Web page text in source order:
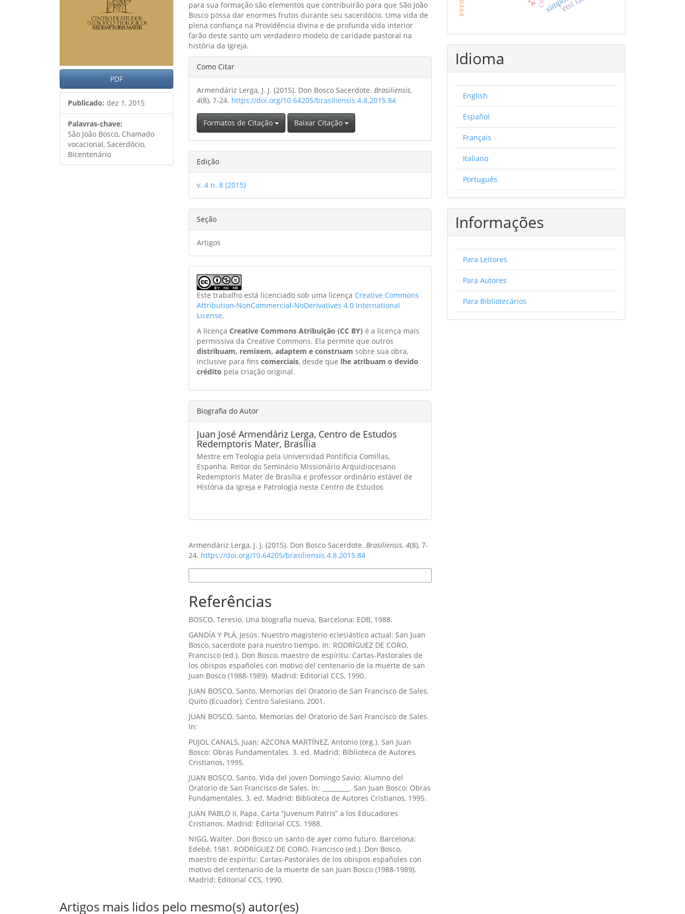
PDF
Publicado: dez 1, 2015
Palavras-chave:
São João Bosco, Chamado
vocacional, Sacerdócio,
Bicentenário
para sua formação são elementos que contribuirão para que São João
Bosco possa dar enormes frutos durante seu sacerdócio. Uma vida de
plena confiança na Providência divina e de profunda vida interior
farão deste santo um verdadeiro modelo de caridade pastoral na
história da Igreja.
Detalhes
do
artigo
Como Citar
Armendáriz Lerga, J. J. (2015). Don Bosco Sacerdote.Brasiliensis,
4(8), 7-24. https://doi.org/10.64205/brasiliensis.4.8.2015.84
Formatos de Citação Baixar Citação
Edição
v. 4 n. 8 (2015)
Seção
Artigos
Este trabalho está licenciado sob uma licença Creative Commons
Attribution-NonCommercial-NoDerivatives 4.0 International
License.
A licençaCreative Commons Atribuição (CC BY) é a licença mais
permissiva da Creative Commons. Ela permite que outros
distribuam, remixem, adaptem e construam sobre sua obra,
inclusive para finscomerciais, desde que lhe atribuam o devido
crédito pela criação original.
Biografia do Autor
Juan José Armendáriz Lerga, Centro de Estudos
Redemptoris Mater, Brasília
Mestre em Teologia pela Universidad Pontificia Comillas,
Espanha. Reitor do Seminário Missionário Arquidiocesano
Redemptoris Mater de Brasília e professor ordinário estável de
História da Igreja e Patrologia neste Centro de Estudos
Armendáriz Lerga, J. J. (2015). Don Bosco Sacerdote.Brasiliensis,4(8), 7-
24. https://doi.org/10.64205/brasiliensis.4.8.2015.84
Referências
BOSCO, Teresio. Una biografia nueva. Barcelona: EDB, 1988.
GANDÍA Y PLÁ, Jesús. Nuestro magisterio eclesiástico actual: San Juan
Bosco, sacerdote para nuestro tiempo. In: RODRÍGUEZ DE CORO,
Francisco (ed.). Don Bosco, maestro de espíritu: Cartas-Pastorales de
los obispos españoles con motivo del centenario de la muerte de san
Juan Bosco (1988-1989). Madrid: Editorial CCS, 1990.
JUAN BOSCO, Santo. Memorias del Oratorio de San Francisco de Sales.
Quito (Ecuador): Centro Salesiano, 2001.
JUAN BOSCO, Santo. Memorias del Oratorio de San Francisco de Sales.
In:
PUJOL CANALS, Juan; AZCONA MARTÍNEZ, Antonio (org.). San Juan
Bosco: Obras Fundamentales. 3. ed. Madrid: Biblioteca de Autores
Cristianos, 1995.
JUAN BOSCO, Santo. Vida del joven Domingo Savio: Alumno del
Oratorio de San Francisco de Sales. In: _________. San Juan Bosco: Obras
Fundamentales. 3. ed. Madrid: Biblioteca de Autores Cristianos, 1995.
JUAN PABLO II, Papa. Carta “Juvenum Patris” a los Educadores
Cristianos. Madrid: Editorial CCS. 1988.
NIGG, Walter. Don Bosco un santo de ayer como futuro. Barcelona:
Edebé, 1981. RODRÍGUEZ DE CORO, Francisco (ed.). Don Bosco,
maestro de espíritu: Cartas-Pastorales de los obispos españoles con
motivo del centenario de la muerte de san Juan Bosco (1988-1989).
Madrid: Editorial CCS, 1990.
Artigos mais lidos pelo mesmo(s) autor(es)
Idioma
English
Español
Français
Italiano
Português
Informações
Para Leitores
Para Autores
Para Bibliotecários